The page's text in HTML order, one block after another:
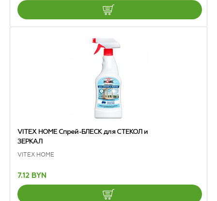
VITEX HOME Спрей-БЛЕСК для СТЕКОЛ и
ЗЕРКАЛ
VITEX HOME
7.12 BYN